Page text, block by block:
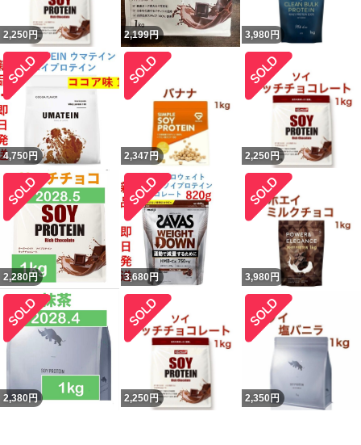
2,250 円 2,199円 3,980 円
4,750円 2,347 円 2,250 円
2,280円 3,680円 3,980 円
2,380円 2,250 円 2,350 円